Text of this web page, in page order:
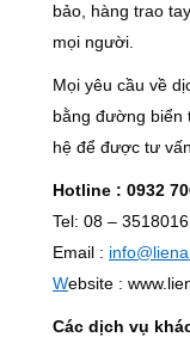
bảo, hàng trao
mọi người.
Mọi yêu cầu về
bằng đường biển
hệ để được tư
Hotline : 0932
Tel: 08 –
Email :
Website :
Các dịch vụ